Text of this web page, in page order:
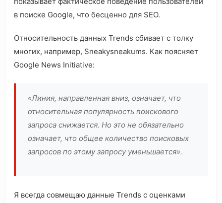
в поиске Google, что бесценно для SEO.
Относительность данных Trends сбивает с толку
многих, например, Sneakysneakums. Как поясняет
Google News Initiative:
«Линия, направленная вниз, означает, что
относительная популярность поискового
запроса снижается. Но это не обязательно
означает, что общее количество поисковых
запросов по этому запросу уменьшается».
Я всегда совмещаю данные Trends с оценками